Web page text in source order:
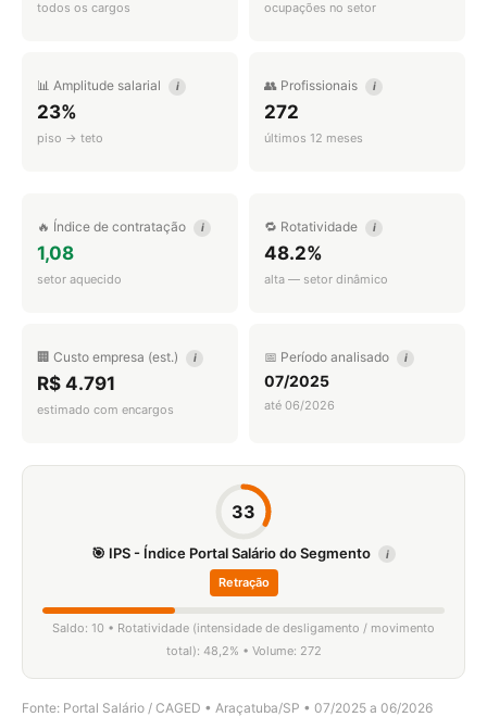
todos os cargos ocupações no setor
📊 Amplitude salarial i
23%
piso → teto
👥 Profissionais i
272
últimos 12 meses
🔥 Índice de contratação i
1,08
setor aquecido
🔁 Rotatividade i
48.2%
alta — setor dinâmico
🏢 Custo empresa (est.) i
R$ 4.791
estimado com encargos
📅 Período analisado i
07/2025
até 06/2026
33
🎯 IPS - Índice Portal Salário do Segmento i
Retração
Saldo: 10 • Rotatividade (intensidade de desligamento / movimento
total): 48,2% • Volume: 272
Fonte: Portal Salário / CAGED • Araçatuba/SP • 07/2025 a 06/2026